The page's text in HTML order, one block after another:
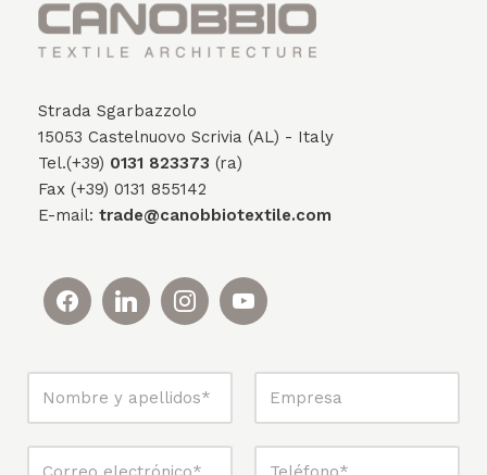
Strada Sgarbazzolo
15053 Castelnuovo Scrivia (AL) - Italy
Tel.(+39) 0131 823373 (ra)
Fax (+39) 0131 855142
E-mail: trade@canobbiotextile.com